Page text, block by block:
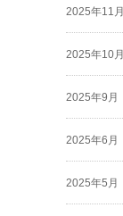
2025年11月
2025年10月
2025年9月
2025年6月
2025年5月